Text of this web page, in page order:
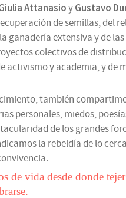
AttanasioyGustavo
de semillas, del
ganadería extensiva y de
colectivos de
activismo y academia, y de
también
personales, miedos,
de los grandes
la rebeldía de lo
de vida desde donde tejer